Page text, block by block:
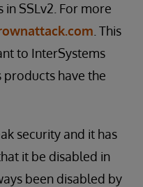
in SSLv2. For more
. This
to InterSystems
products have the
security and it has
it be disabled in
been disabled by